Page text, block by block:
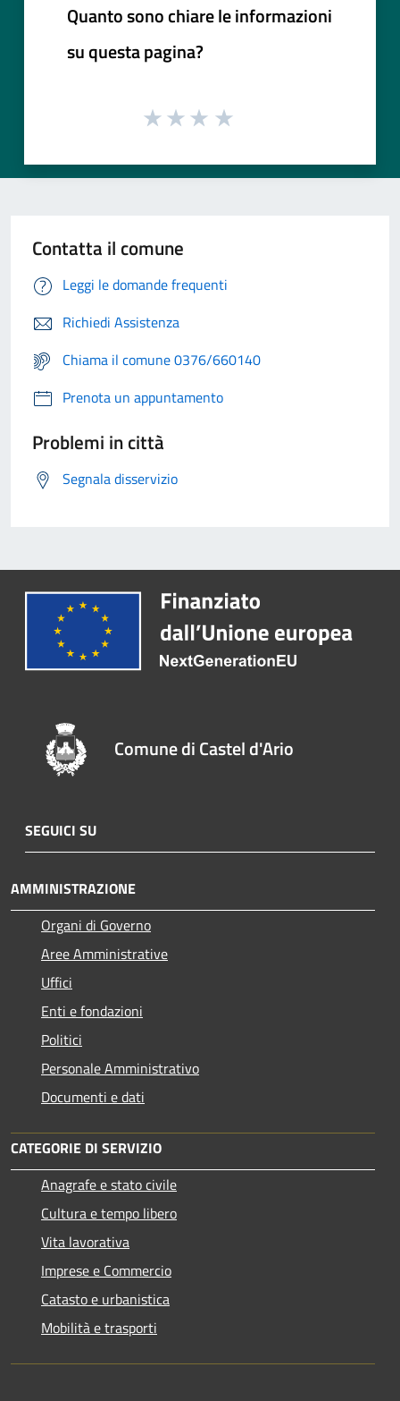
Quanto sono chiare le informazioni
su questa pagina?
Contatta il comune
Leggi le domande frequenti
Richiedi Assistenza
Chiama il comune 0376/660140
Prenota un appuntamento
Problemi in città
Segnala disservizio
Comune di Castel d'Ario
SEGUICI SU
AMMINISTRAZIONE
Organi di Governo
Aree Amministrative
Uffici
Enti e fondazioni
Politici
Personale Amministrativo
Documenti e dati
CATEGORIE DI SERVIZIO
Anagrafe e stato civile
Cultura e tempo libero
Vita lavorativa
Imprese e Commercio
Catasto e urbanistica
Mobilità e trasporti